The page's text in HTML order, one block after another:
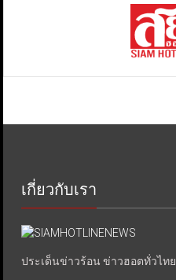
เกี่ยวกับเรา
ประเด็นข่าวร้อน ข่าวฮอตทั่วไทย.